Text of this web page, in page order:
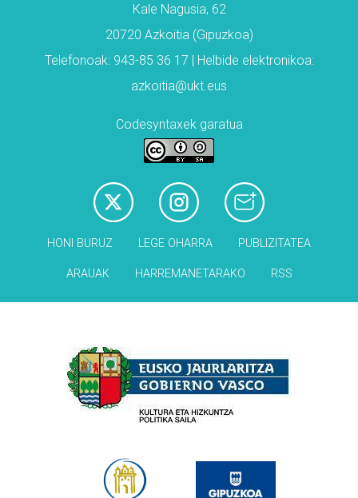
Kale Nagusia, 62
20720 Azkoitia (Gipuzkoa)
Telefonoak: 943-85 36 17 | Helbide elektronikoa:
azkoitia@ukt.eus
Codesyntaxek garatua
HONI BURUZ LEGE OHARRA PUBLIZITATEA
ARAUAK HARREMANETARAKO RSS